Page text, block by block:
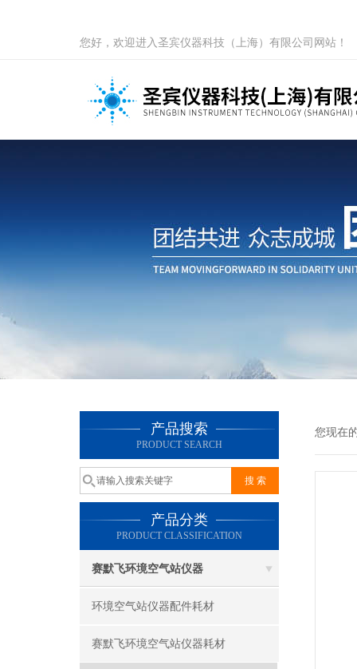
您好，欢迎进入圣宾仪器科技（上海）有限公司网站！
产品搜索
PRODUCT SEARCH
产品分类
PRODUCT CLASSIFICATION
赛默飞环境空气站仪器
环境空气站仪器配件耗材
赛默飞环境空气站仪器耗材
您现在